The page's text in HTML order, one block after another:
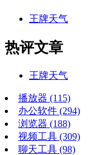
王牌天气
热评文章
王牌天气
播放器 (115)
办公软件 (294)
浏览器 (188)
视频工具 (309)
聊天工具 (98)